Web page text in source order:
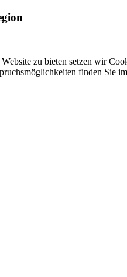
zu bieten setzen wir
finden Sie